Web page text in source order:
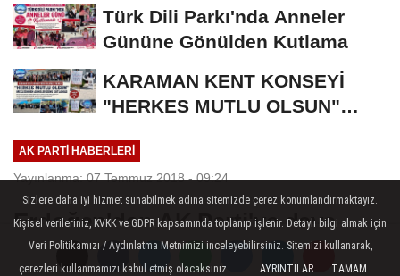
Türk Dili Parkı'nda Anneler
Gününe Gönülden Kutlama
KARAMAN KENT KONSEYİ
"HERKES MUTLU OLSUN"
GÜNÜNE...
AK PARTI HABERLERI
Yayınlanma: 07 Temmuz 2018 - 09:24
Erdoğan'dan AK Parti'ye dava
mesajı
Sizlere daha iyi hizmet sunabilmek adına sitemizde çerez konumlandırmaktayız.
Kişisel verileriniz, KVKK ve GDPR kapsamında toplanıp işlenir. Detaylı bilgi almak için
Veri Politikamızı / Aydınlatma Metnimizi inceleyebilirsiniz. Sitemizi kullanarak,
çerezleri kullanmamızı kabul etmiş olacaksınız.
AYRINTILAR TAMAM